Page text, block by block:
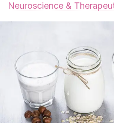
Neuroscience &